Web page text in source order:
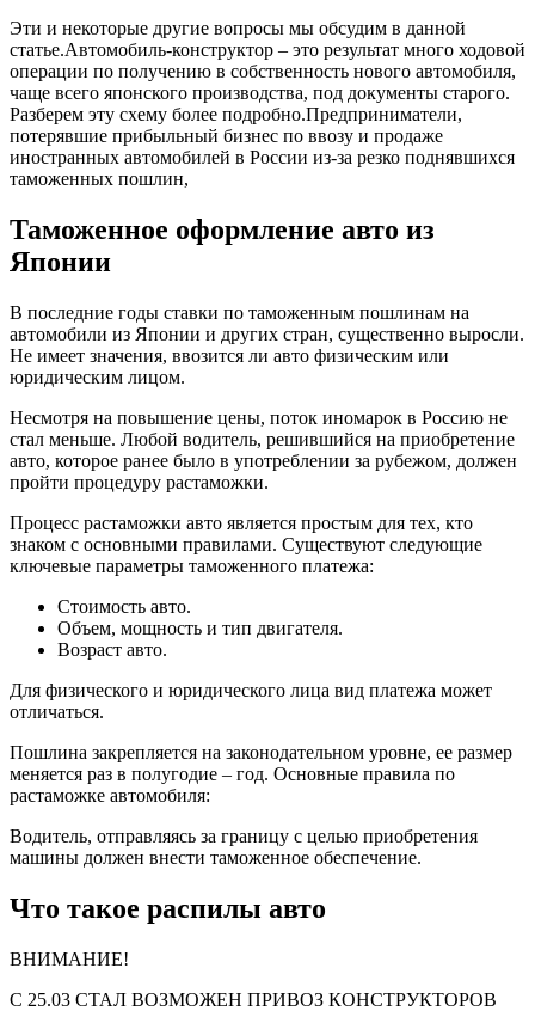
Эти и некоторые другие вопросы мы обсудим в данной
статье.Автомобиль-конструктор – это результат много ходовой
операции по получению в собственность нового автомобиля,
чаще всего японского производства, под документы старого.
Разберем эту схему более подробно.Предприниматели,
потерявшие прибыльный бизнес по ввозу и продаже
иностранных автомобилей в России из-за резко поднявшихся
таможенных пошлин,
Таможенное оформление авто из
Японии
В последние годы ставки по таможенным пошлинам на
автомобили из Японии и других стран, существенно выросли.
Не имеет значения, ввозится ли авто физическим или
юридическим лицом.
Несмотря на повышение цены, поток иномарок в Россию не
стал меньше. Любой водитель, решившийся на приобретение
авто, которое ранее было в употреблении за рубежом, должен
пройти процедуру растаможки.
Процесс растаможки авто является простым для тех, кто
знаком с основными правилами. Существуют следующие
ключевые параметры таможенного платежа:
Стоимость авто.
Объем, мощность и тип двигателя.
Возраст авто.
Для физического и юридического лица вид платежа может
отличаться.
Пошлина закрепляется на законодательном уровне, ее размер
меняется раз в полугодие – год. Основные правила по
растаможке автомобиля:
Водитель, отправляясь за границу с целью приобретения
машины должен внести таможенное обеспечение.
Что такое распилы авто
ВНИМАНИЕ!
С 25.03 СТАЛ ВОЗМОЖЕН ПРИВОЗ КОНСТРУКТОРОВ